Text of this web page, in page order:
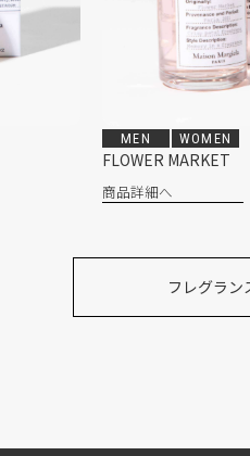
MEN WOMEN
SAILING DAY
商品詳細へ
フレグラン